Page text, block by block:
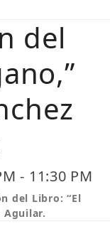
del
- 11:30 PM
del Libro: “El
Aguilar.